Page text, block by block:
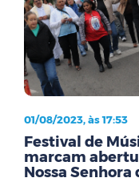
01/08/2023, às 17:53
Festival de
marcam
Nossa Senhora